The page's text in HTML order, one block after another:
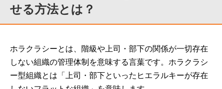
せる方法とは？
ホラクラシーとは、階級や上司・部下の関係が一切存在
しない組織の管理体制を意味する言葉です。ホラクラシ
ー型組織とは「上司・部下といったヒエラルキーが存在